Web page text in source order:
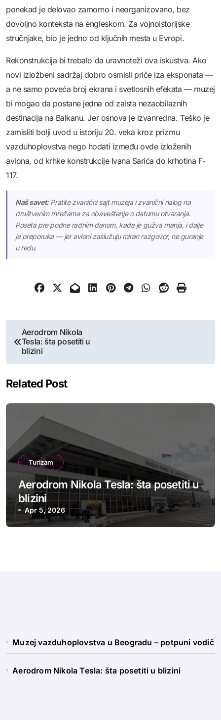
ponekad je delovao zamorno i neorganizovano, bez
dovoljno konteksta na engleskom. Za vojnoistorijske
stručnjake, bio je jedno od ključnih mesta u Evropi.
Rekonstrukcija bi trebalo da uravnoteži ova iskustva. Ako
novi izložbeni sadržaj dobro osmisli priče iza eksponata —
a ne samo poveća broj ekrana i svetlosnih efekata — muzej
bi mogao da postane jedna od zaista nezaobilaznih
destinacija na Balkanu. Jer osnova je izvanredna. Teško je
zamisliti bolji uvod u istoriju 20. veka kroz prizmu
vazduhoplovstva nego hodati između ovde izloženih
aviona, od krhke konstrukcije Ivana Sarića do krhotina F-
117.
Naš savet:Pratite zvanični sajt muzeja i zvanični nalog na
društvenim mrežama za obaveštenje o datumu otvaranja.
Poseta pre podne radnim danom, kada je gužva manja, i dalje
je preporuka — jer avioni zaslužuju miran razgovor, ne guranje
u redu.
Post
navigation
Aerodrom Nikola
Tesla: šta posetiti u
blizini
Related Post
Turizam
Aerodrom Nikola Tesla: šta posetiti u
blizini
Apr 5, 2026
Muzej vazduhoplovstva u Beogradu – potpuni vodič
Aerodrom Nikola Tesla: šta posetiti u blizini